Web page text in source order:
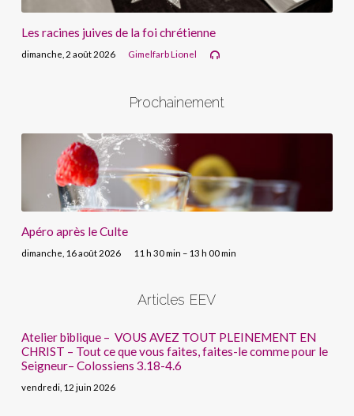
Les racines juives de la foi chrétienne
dimanche, 2 août 2026 Gimelfarb Lionel
Prochainement
Apéro après le Culte
dimanche, 16 août 2026 11 h 30 min – 13 h 00 min
Articles EEV
Atelier biblique – VOUS AVEZ TOUT PLEINEMENT EN
CHRIST – Tout ce que vous faites, faites-le comme pour le
Seigneur– Colossiens 3.18-4.6
vendredi, 12 juin 2026